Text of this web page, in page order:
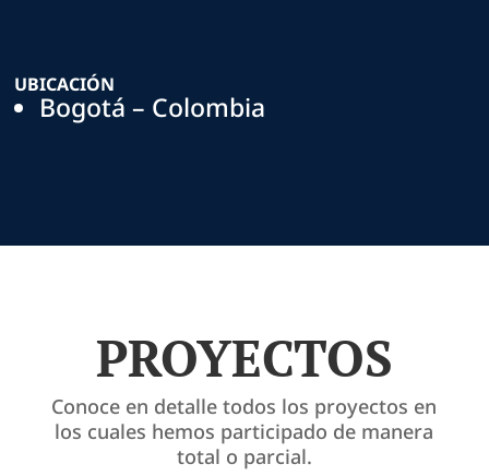
UBICACIÓN
Bogotá – Colombia
PROYECTOS
Conoce en detalle todos los proyectos en
los cuales hemos participado de manera
total o parcial.